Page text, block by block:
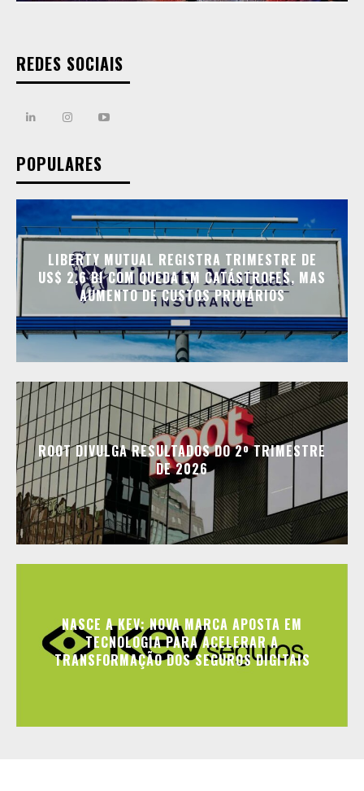
REDES SOCIAIS
POPULARES
LIBERTY MUTUAL REGISTRA TRIMESTRE DE
US$ 2,6 BI COM QUEDA EM CATÁSTROFES, MAS
AUMENTO DE CUSTOS PRIMÁRIOS
ROOT DIVULGA RESULTADOS DO 2º TRIMESTRE
DE 2026
NASCE A KEV: NOVA MARCA APOSTA EM
TECNOLOGIA PARA ACELERAR A
TRANSFORMAÇÃO DOS SEGUROS DIGITAIS